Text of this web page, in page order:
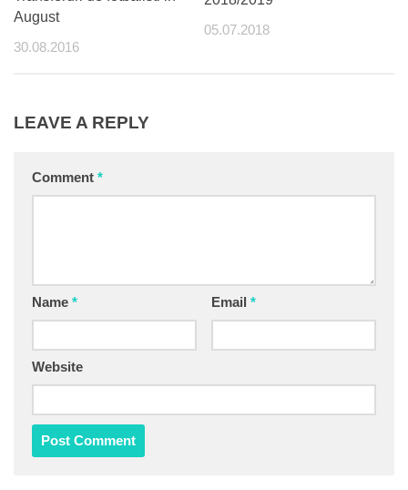
August
30.08.2016
05.07.2018
LEAVE A REPLY
Comment *
Name * Email *
Website